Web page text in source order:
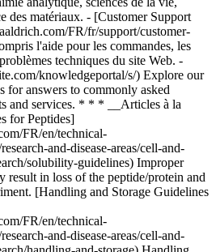
des matériaux. - [Customer Support
FR/fr/support/customer-
l'aide pour les commandes, les
techniques du site Web. -
knowledgeportal/s/) Explore our
for answers to commonly asked
and services. * * * __Articles à la
for Peptides]
FR/en/technical-
and-disease-areas/cell-and-
solubility-guidelines) Improper
result in loss of the peptide/protein and
[Handling and Storage Guidelines
FR/en/technical-
and-disease-areas/cell-and-